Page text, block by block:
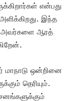
என்பது
இந்த
அவர்களை ஆரத்
மாநாடு ஒன்றினை
தெரியும்.